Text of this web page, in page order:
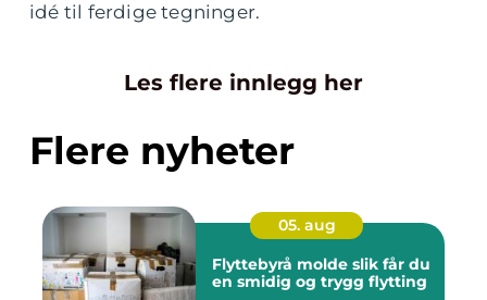
idé til ferdige tegninger.
Les flere innlegg her
Flere nyheter
05. aug
Flyttebyrå molde slik får du
en smidig og trygg flytting